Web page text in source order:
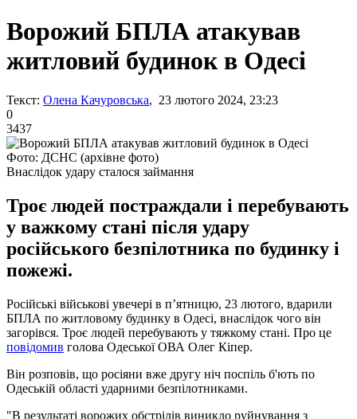
Ворожий БПЛА атакував
житловий будинок в Одесі
Текст: Олена Качуровська, 23 лютого 2024, 23:23
0
3437
Фото: ДСНС (архівне фото)
Внаслідок удару сталося займання
Троє людей постраждали і перебувають
у важкому стані після удару
російського безпілотника по будинку і
пожежі.
Російські військові увечері в п’ятницю, 23 лютого, вдарили
БПЛА по житловому будинку в Одесі, внаслідок чого він
загорівся. Троє людей перебувають у тяжкому стані. Про це
повідомив голова Одеської ОВА Олег Кіпер.
Він розповів, що росіяни вже другу ніч поспіль б'ють по
Одеській області ударними безпілотниками.
"В результаті ворожих обстрілів виникло руйнування з